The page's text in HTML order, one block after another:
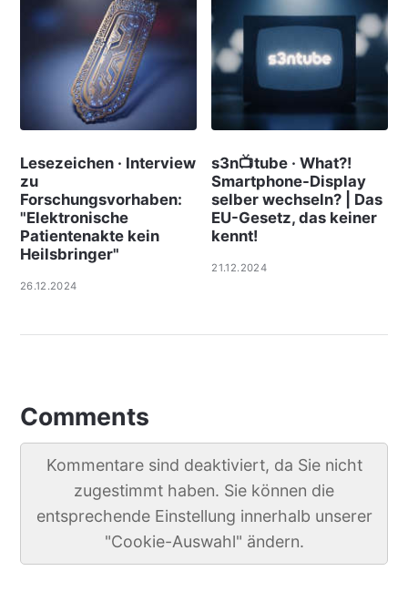
Lesezeichen · Interview
zu
Forschungsvorhaben:
"Elektronische
Patientenakte kein
Heilsbringer"
26.12.2024
s3n📺tube · What?!
Smartphone-Display
selber wechseln? | Das
EU-Gesetz, das keiner
kennt!
21.12.2024
Comments
Kommentare sind deaktiviert, da Sie nicht
zugestimmt haben. Sie können die
entsprechende Einstellung innerhalb unserer
"Cookie-Auswahl" ändern.